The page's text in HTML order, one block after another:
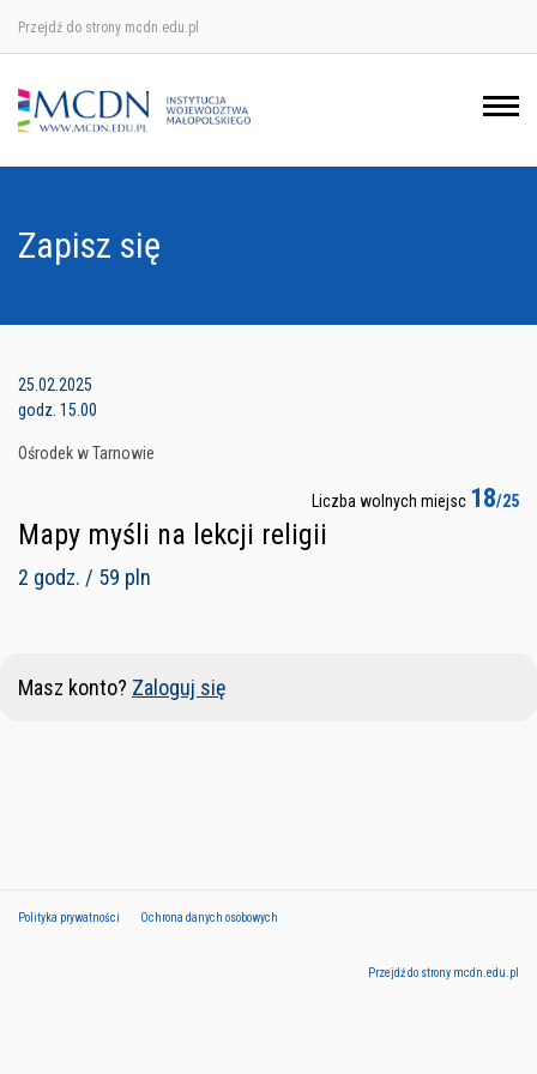
Przejdź do strony mcdn.edu.pl
Zapisz się
25.02.2025
godz. 15.00
Ośrodek w Tarnowie
Liczba wolnych miejsc 18/25
Mapy myśli na lekcji religii
2 godz. / 59 pln
Masz konto? Zaloguj się
Polityka prywatności Ochrona danych osobowych
Przejdź do strony mcdn.edu.pl
Ośrodek w Krakowie
Ośrodek w Nowym Sączu
Ośrodek w Tarnowie